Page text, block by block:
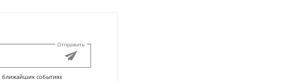
Отправить
ближайших событиях